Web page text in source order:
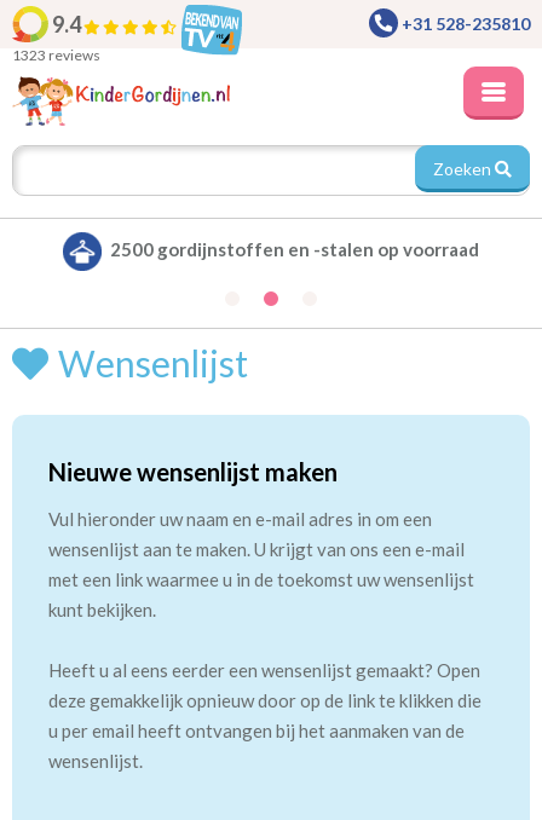
9.4
1323 reviews
+31 528-235810
Zoeken
2500 gordijnstoffen en -stalen op voorraad
Wensenlijst
Nieuwe wensenlijst maken
Vul hieronder uw naam en e-mail adres in om een
wensenlijst aan te maken. U krijgt van ons een e-mail
met een link waarmee u in de toekomst uw wensenlijst
kunt bekijken.
Heeft u al eens eerder een wensenlijst gemaakt? Open
deze gemakkelijk opnieuw door op de link te klikken die
u per email heeft ontvangen bij het aanmaken van de
wensenlijst.